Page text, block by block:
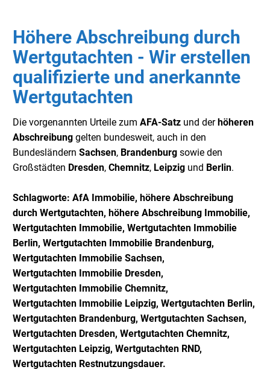
Höhere Abschreibung durch
Wertgutachten - Wir erstellen
qualifizierte und anerkannte
Wertgutachten
Die vorgenannten Urteile zum AFA-Satz und derhöheren
Abschreibung gelten bundesweit, auch in den
Bundesländern Sachsen, Brandenburg sowie den
Großstädten Dresden, Chemnitz, Leipzig und Berlin.
Schlagworte: AfA Immobilie, höhere Abschreibung
durch Wertgutachten, höhere Abschreibung Immobilie,
Wertgutachten Immobilie, Wertgutachten Immobilie
Berlin, Wertgutachten Immobilie Brandenburg,
Wertgutachten Immobilie Sachsen,
Wertgutachten Immobilie Dresden,
Wertgutachten Immobilie Chemnitz,
Wertgutachten Immobilie Leipzig, Wertgutachten Berlin,
Wertgutachten Brandenburg, Wertgutachten Sachsen,
Wertgutachten Dresden, Wertgutachten Chemnitz,
Wertgutachten Leipzig, Wertgutachten RND,
Wertgutachten Restnutzungsdauer.